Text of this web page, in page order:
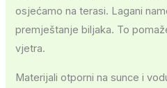
osjećamo na terasi. Lagani
premještanje biljaka. To
vjetra.
Materijali otporni na sunce i